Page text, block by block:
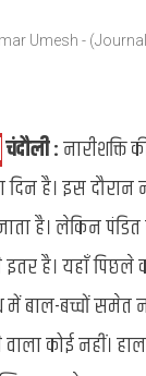
Umesh -
चंदौली :नारीशक्ति
है। इस दौरान
है। लेकिन
है। यहाँ पिछले
बच्चों समेत
कोई नहीं।